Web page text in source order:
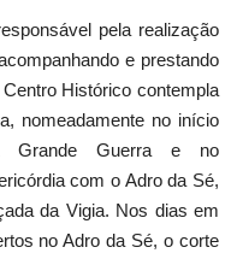
pela realização
e prestando
Histórico contempla
nomeadamente no início
Grande Guerra e no
com o Adro da Sé,
da Vigia. Nos dias em
no Adro da Sé, o corte